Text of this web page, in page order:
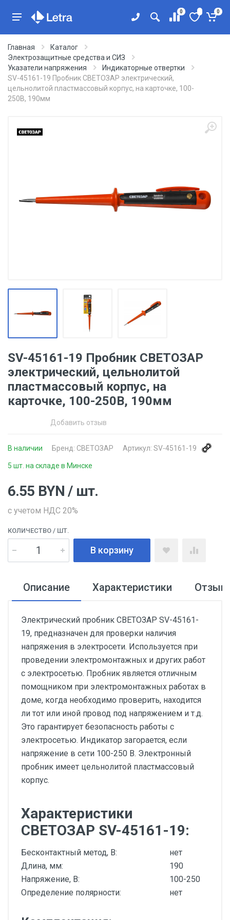
0 0
Главная
Каталог
Электрозащитные средства и СИЗ
Указатели напряжения
Индикаторные отвертки
SV-45161-19 Пробник СВЕТОЗАР электрический,
цельнолитой пластмассовый корпус, на карточке, 100-
250В, 190мм
SV-45161-19 Пробник СВЕТОЗАР
электрический, цельнолитой
пластмассовый корпус, на
карточке, 100-250В, 190мм
Добавить отзыв
В наличии Бренд: СВЕТОЗАР Артикул: SV-45161-19
5 шт. на складе в Минске
6.55 BYN / шт.
с учетом НДС 20%
КОЛИЧЕСТВО / ШТ.
В корзину
Описание Характеристики
Электрический пробник СВЕТОЗАР SV-45161-
19, предназначен для проверки наличия
напряжения в электросети. Используется при
проведении электромонтажных и других работ
с электросетью. Пробник является отличным
помощником при электромонтажных работах в
доме, когда необходимо проверить, находится
ли тот или иной провод под напряжением и т.д.
Это гарантирует безопасность работы с
электросетью. Индикатор загорается, если
напряжение в сети 100-250 В. Электронный
пробник имеет цельнолитой пластмассовый
корпус.
Характеристики
СВЕТОЗАР SV-45161-19:
Бесконтактный метод, В:
нет
Длина, мм:
190
Напряжение, В:
100-250
Определение полярности:
нет